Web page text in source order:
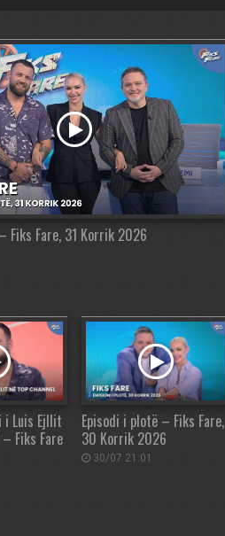
Fiks Fare, 31 Korrik 2026
Luis Ejllit
– Fiks Fare
Episodi i plotë – Fiks Fare,
30 Korrik 2026
30/07 21:01